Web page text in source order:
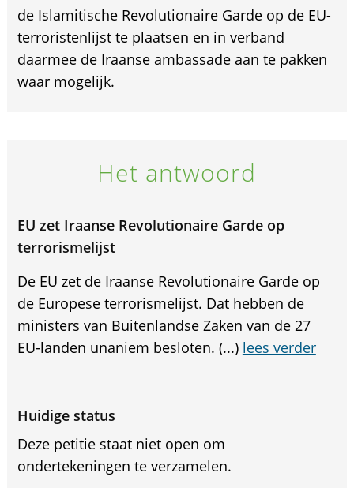
de Islamitische Revolutionaire Garde op de EU-
terroristenlijst te plaatsen en in verband
daarmee de Iraanse ambassade aan te pakken
waar mogelijk.
Het antwoord
EU zet Iraanse Revolutionaire Garde op
terrorismelijst
De EU zet de Iraanse Revolutionaire Garde op
de Europese terrorismelijst. Dat hebben de
ministers van Buitenlandse Zaken van de 27
EU-landen unaniem besloten. (...) lees verder
Huidige status
Deze petitie staat niet open om
ondertekeningen te verzamelen.